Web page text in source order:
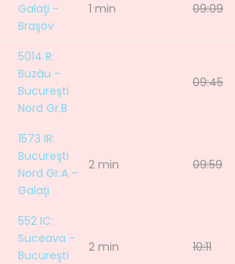
Galaţi -
Braşov
1 min 09:09
5014 R:
Buzău -
Bucureşti
Nord Gr.B
09:45
1573 IR:
Bucureşti
Nord Gr.A -
Galaţi
2 min 09:59
552 IC:
Suceava -
Bucureşti
2 min 10:11